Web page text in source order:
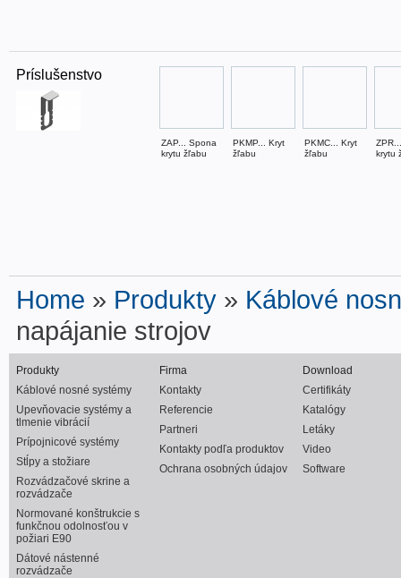
Príslušenstvo
ZAP... Spona
krytu žľabu
PKMP... Kryt
žľabu
PKMC... Kryt
žľabu
krytu
Home » Produkty » Káblové
napájanie strojov
Produkty
Káblové nosné systémy
Upevňovacie systémy a
tlmenie vibrácií
Prípojnicové systémy
Stĺpy a stožiare
Rozvádzačové skrine a
rozvádzače
Normované konštrukcie s
funkčnou odolnosťou v
požiari E90
Dátové nástenné
rozvádzače
Firma
Kontakty
Referencie
Partneri
Kontakty podľa produktov
Ochrana osobných údajov
Download
Certifikáty
Katalógy
Letáky
Video
Software